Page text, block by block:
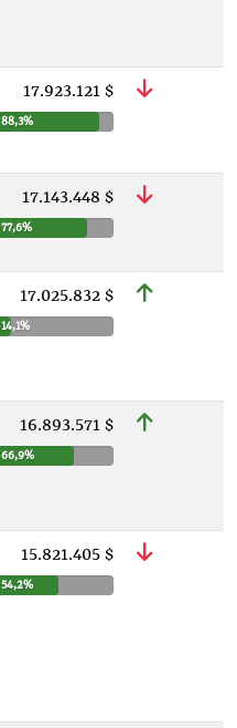
17.923.121 $
88,3%
17.143.448 $
77,6%
17.025.832 $
14,1%
16.893.571 $
66,9%
15.821.405 $
54,2%